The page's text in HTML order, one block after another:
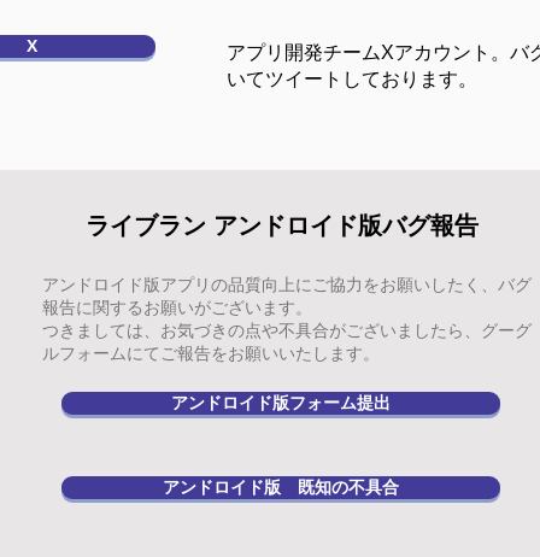
X
アプリ開発チームXアカウント。バ
いてツイートしております。
​ライブラン アンドロイド版バグ報告
アンドロイド版アプリの品質向上にご協力をお願いしたく、バグ
報告に関するお願いがございます。
つきましては、お気づきの点や不具合がございましたら、グーグ
ルフォームにてご報告をお願いいたします。
アンドロイド版フォーム提出
アンドロイド版 既知の不具合